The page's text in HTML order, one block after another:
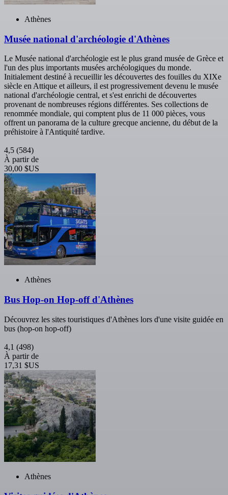
Athènes
Musée national d'archéologie d'Athènes
Le Musée national d'archéologie est le plus grand musée de Grèce et
l'un des plus importants musées archéologiques du monde.
Initialement destiné à recueillir les découvertes des fouilles du XIXe
siècle en Attique et ailleurs, il est progressivement devenu le musée
national d'archéologie central, et s'est enrichi de découvertes
provenant de nombreuses régions différentes. Ses collections de
renommée mondiale, qui comptent plus de 11 000 pièces, vous
offrent un panorama de la culture grecque ancienne, du début de la
préhistoire à l'Antiquité tardive.
4,5 (584)
À partir de
30,00 $US
Athènes
Bus Hop-on Hop-off d'Athènes
Découvrez les sites touristiques d'Athènes lors d'une visite guidée en
bus (hop-on hop-off)
4,1 (498)
À partir de
17,31 $US
Athènes